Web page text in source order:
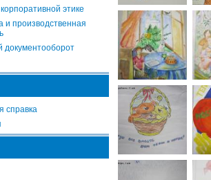
этике
и производственная
документооборот
справка